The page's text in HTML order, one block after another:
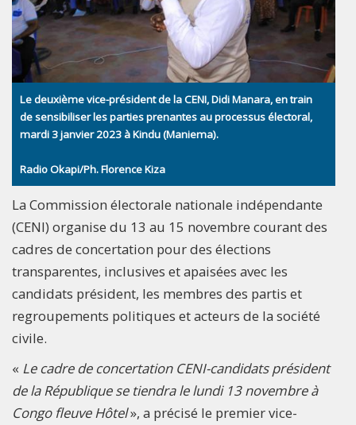
Le deuxième vice-président de la CENI, Didi Manara, en train
de sensibiliser les parties prenantes au processus électoral,
mardi 3 janvier 2023 à Kindu (Maniema).
Radio Okapi/Ph. Florence Kiza
La Commission électorale nationale indépendante
(CENI) organise du 13 au 15 novembre courant des
cadres de concertation pour des élections
transparentes, inclusives et apaisées avec les
candidats président, les membres des partis et
regroupements politiques et acteurs de la société
civile.
« Le cadre de concertation CENI-candidats président
de la République se tiendra le lundi 13 novembre à
Congo fleuve Hôtel», a précisé le premier vice-